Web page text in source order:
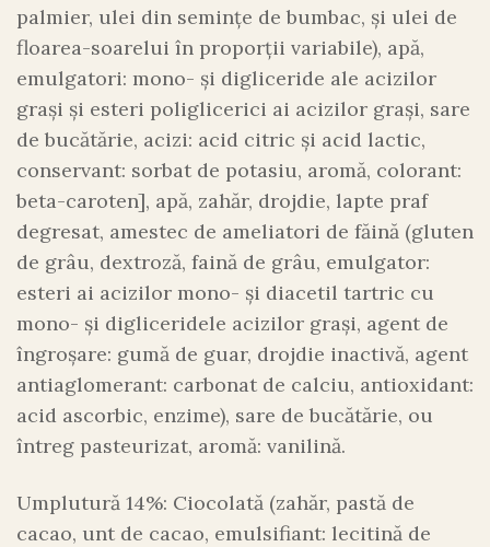
palmier, ulei din semințe de bumbac, și ulei de
floarea-soarelui în proporții variabile), apă,
emulgatori: mono- și digliceride ale acizilor
grași și esteri poliglicerici ai acizilor grași, sare
de bucătărie, acizi: acid citric și acid lactic,
conservant: sorbat de potasiu, aromă, colorant:
beta-caroten], apă, zahăr, drojdie, lapte praf
degresat, amestec de ameliatori de făină (gluten
de grâu, dextroză, faină de grâu, emulgator:
esteri ai acizilor mono- și diacetil tartric cu
mono- și digliceridele acizilor grași, agent de
îngroșare: gumă de guar, drojdie inactivă, agent
antiaglomerant: carbonat de calciu, antioxidant:
acid ascorbic, enzime), sare de bucătărie, ou
întreg pasteurizat, aromă: vanilină.
Umplutură 14%: Ciocolată (zahăr, pastă de
cacao, unt de cacao, emulsifiant: lecitină de